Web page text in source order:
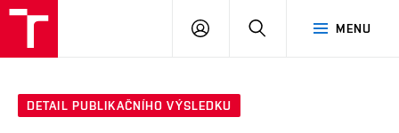
MENU
PŘIHLÁSIT
DETAIL PUBLIKAČNÍHO VÝSLEDKU